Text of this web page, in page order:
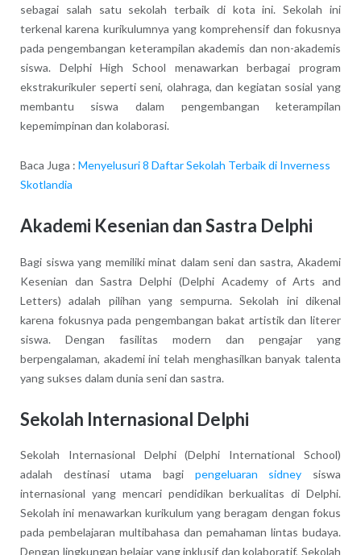
sebagai salah satu sekolah terbaik di kota ini. Sekolah ini
terkenal karena kurikulumnya yang komprehensif dan fokusnya
pada pengembangan keterampilan akademis dan non-akademis
siswa. Delphi High School menawarkan berbagai program
ekstrakurikuler seperti seni, olahraga, dan kegiatan sosial yang
membantu siswa dalam pengembangan keterampilan
kepemimpinan dan kolaborasi.
Baca Juga : Menyelusuri 8 Daftar Sekolah Terbaik di Inverness
Skotlandia
Akademi Kesenian dan Sastra Delphi
Bagi siswa yang memiliki minat dalam seni dan sastra, Akademi
Kesenian dan Sastra Delphi (Delphi Academy of Arts and
Letters) adalah pilihan yang sempurna. Sekolah ini dikenal
karena fokusnya pada pengembangan bakat artistik dan literer
siswa. Dengan fasilitas modern dan pengajar yang
berpengalaman, akademi ini telah menghasilkan banyak talenta
yang sukses dalam dunia seni dan sastra.
Sekolah Internasional Delphi
Sekolah Internasional Delphi (Delphi International School)
adalah destinasi utama bagi pengeluaran sidney siswa
internasional yang mencari pendidikan berkualitas di Delphi.
Sekolah ini menawarkan kurikulum yang beragam dengan fokus
pada pembelajaran multibahasa dan pemahaman lintas budaya.
Dengan lingkungan belajar yang inklusif dan kolaboratif, Sekolah